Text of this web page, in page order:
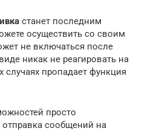
станет последним
осуществить со своим
не включаться после
никак не реагировать на
пропадает функция
просто
отправка сообщений на